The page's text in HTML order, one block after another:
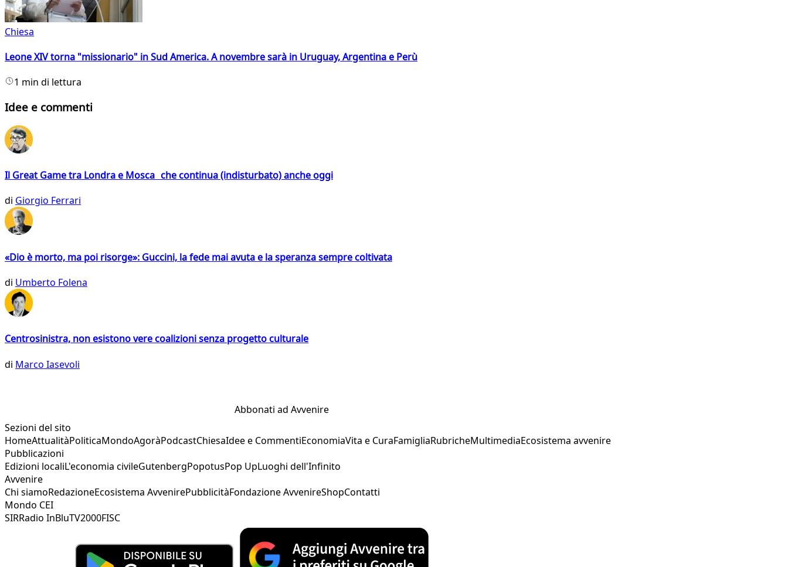
Chiesa
Leone XIV torna "missionario" in Sud America. A novembre sarà in Uruguay, Argentina e Perù
1 min di lettura
Idee e commenti
Il Great Game tra Londra e Mosca che continua (indisturbato) anche oggi
di Giorgio Ferrari
«Dio è morto, ma poi risorge»: Guccini, la fede mai avuta e la speranza sempre coltivata
di Umberto Folena
Centrosinistra, non esistono vere coalizioni senza progetto culturale
di Marco Iasevoli
Abbonati ad Avvenire
Sezioni del sito
HomeAttualitàPoliticaMondoAgoràPodcastChiesaIdee e CommentiEconomiaVita e CuraFamigliaRubricheMultimediaEcosistema avvenire
Pubblicazioni
Edizioni localiL'economia civileGutenbergPopotusPop UpLuoghi dell'Infinito
Avvenire
Chi siamoRedazioneEcosistema AvvenirePubblicitàFondazione AvvenireShopContatti
Mondo CEI
SIRRadio InBluTV2000FISC